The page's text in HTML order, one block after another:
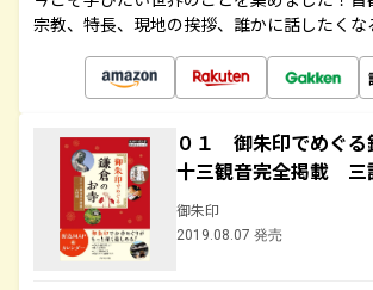
宗教、特長、現地の挨拶、誰かに話したくな
０１ 御朱印でめぐ
十三観音完全掲載 三
御朱印
2019.08.07 発売